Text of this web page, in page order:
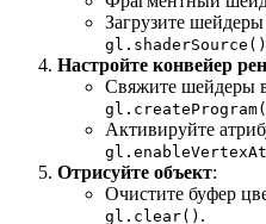
Загрузите шейдеры
gl.shaderSource()
Настройте конвейер
Свяжите шейдеры
Активируйте
Отрисуйте объект:
Очистите буфер
gl.clear() .